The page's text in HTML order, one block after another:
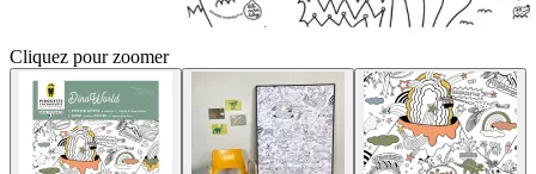
Cliquez pour zoomer